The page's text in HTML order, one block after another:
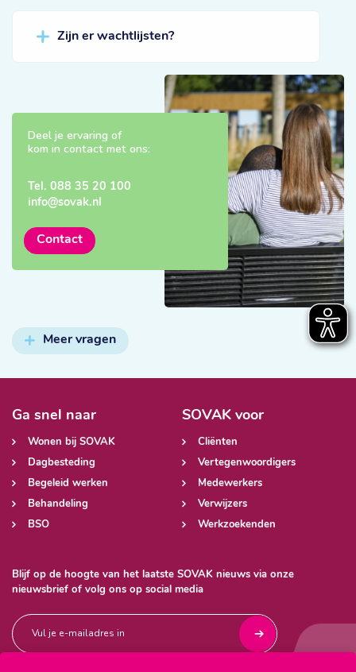
Zijn er wachtlijsten?
Deel je ervaring of
kom in contact met ons:
Tel. 088 35 20 100
info@sovak.nl
Contact
Meer vragen
Blijf op de hoogte van het laatste SOVAK nieuws via onze
nieuwsbrief of volg ons op social media
Ga snel naar
Wonen bij SOVAK
Dagbesteding
Begeleid werken
Behandeling
BSO
SOVAK voor
Cliënten
Vertegenwoordigers
Medewerkers
Verwijzers
Werkzoekenden